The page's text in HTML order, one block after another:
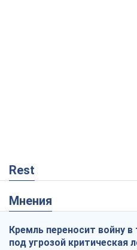
Rest
Мнения
Кремль переносит войну
под угрозой критическая